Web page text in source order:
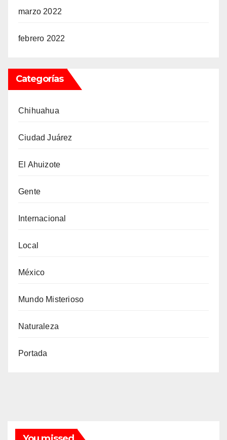
marzo 2022
febrero 2022
Categorías
Chihuahua
Ciudad Juárez
El Ahuizote
Gente
Internacional
Local
México
Mundo Misterioso
Naturaleza
Portada